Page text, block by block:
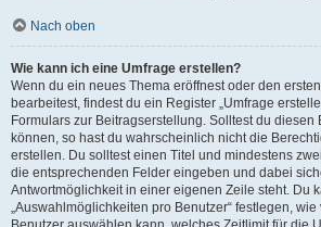
Nach oben
Wie kann ich eine Umfrage erstellen?
Wenn du ein neues Thema eröffnest oder den
bearbeitest, findest du ein Register „Umfrage
Formulars zur Beitragserstellung. Solltest du diesen
können, so hast du wahrscheinlich nicht die
erstellen. Du solltest einen Titel und mindestens
die entsprechenden Felder eingeben und dabei
Antwortmöglichkeit in einer eigenen Zeile steht. Du
„Auswahlmöglichkeiten pro Benutzer“ festlegen,